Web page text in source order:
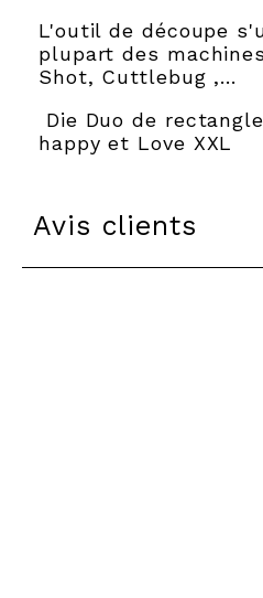
L'outil de découpe
plupart des
Shot, Cuttlebug ,...
Die Duo de
happy et Love XXL
Avis clients